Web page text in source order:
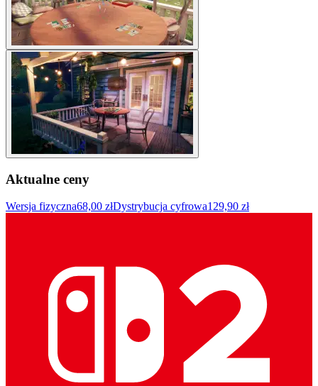
Aktualne ceny
Wersja fizyczna68,00 złDystrybucja cyfrowa129,90 zł